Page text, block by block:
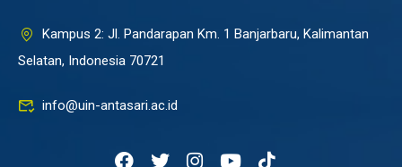
Kampus 2: Jl. Pandarapan Km. 1 Banjarbaru, Kalimantan
Selatan, Indonesia 70721
info@uin-antasari.ac.id